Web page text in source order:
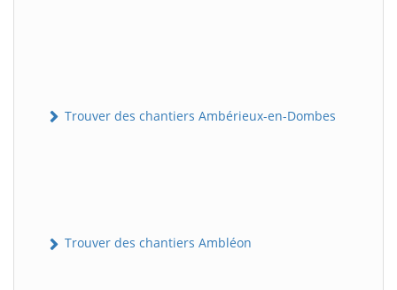
Trouver des chantiers Ambérieux-en-Dombes
Trouver des chantiers Ambléon